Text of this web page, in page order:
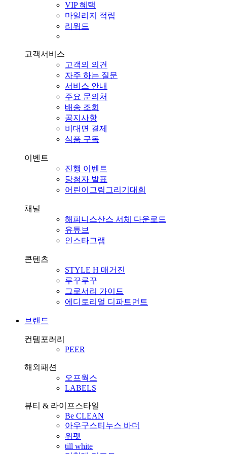
VIP 혜택
마일리지 적립
리워드
고객서비스
고객의 의견
자주 하는 질문
서비스 안내
주요 문의처
배송 조회
공지사항
비대면 결제
식품 구독
이벤트
진행 이벤트
당첨자 발표
어린이그림그리기대회
채널
해피니스산스 서체 다운로드
유튜브
인스타그램
콘텐츠
STYLE H 매거진
루꾸루꾸
그로서리 가이드
에디토리얼 디파트먼트
브랜드
컨템포러리
PEER
해외패션
오프웍스
LABELS
뷰티 & 라이프스타일
Be CLEAN
아우구스티누스 바더
위펫
till white